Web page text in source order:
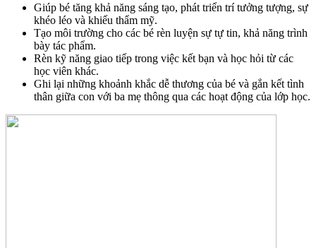
Giúp bé tăng khả năng sáng tạo, phát triển trí tưởng tượng, sự
khéo léo và khiếu thẩm mỹ.
Tạo môi trường cho các bé rèn luyện sự tự tin, khả năng trình
bày tác phẩm.
Rèn kỹ năng giao tiếp trong việc kết bạn và học hỏi từ các
học viên khác.
Ghi lại những khoảnh khắc dễ thương của bé và gắn kết tình
thân giữa con với ba mẹ thông qua các hoạt động của lớp học.